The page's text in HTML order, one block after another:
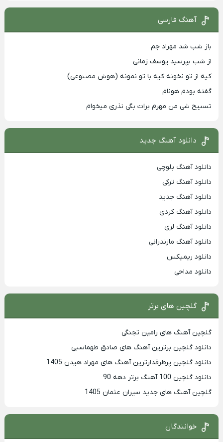
آهنگ فارسی
باز شب شد مهراد جم
از شب بپرسید یوسف زمانی
کیه از تو نخونه کیه با تو نمونه (هوش مصنوعی)
گفته بودم هونام
تسبیح شی من مهرم برات بگی نذری میخوام
دانلود آهنگ جدید
دانلود آهنگ بلوچی
دانلود آهنگ ترکی
دانلود آهنگ جدید
دانلود آهنگ کردی
دانلود آهنگ لری
دانلود آهنگ مازندرانی
دانلود ریمیکس
دانلود مداحی
گلچین های برتر
گلچین آهنگ های رامین تجنگی
دانلود گلچین برترین آهنگ های صادق طهماسبی
دانلود گلچین پرطرفدارترین آهنگ های مهراد هیدن 1405
دانلود گلچین 100 آهنگ برتر دهه 90
گلچین آهنگ های جدید سیران عثمان 1405
خوانندگان